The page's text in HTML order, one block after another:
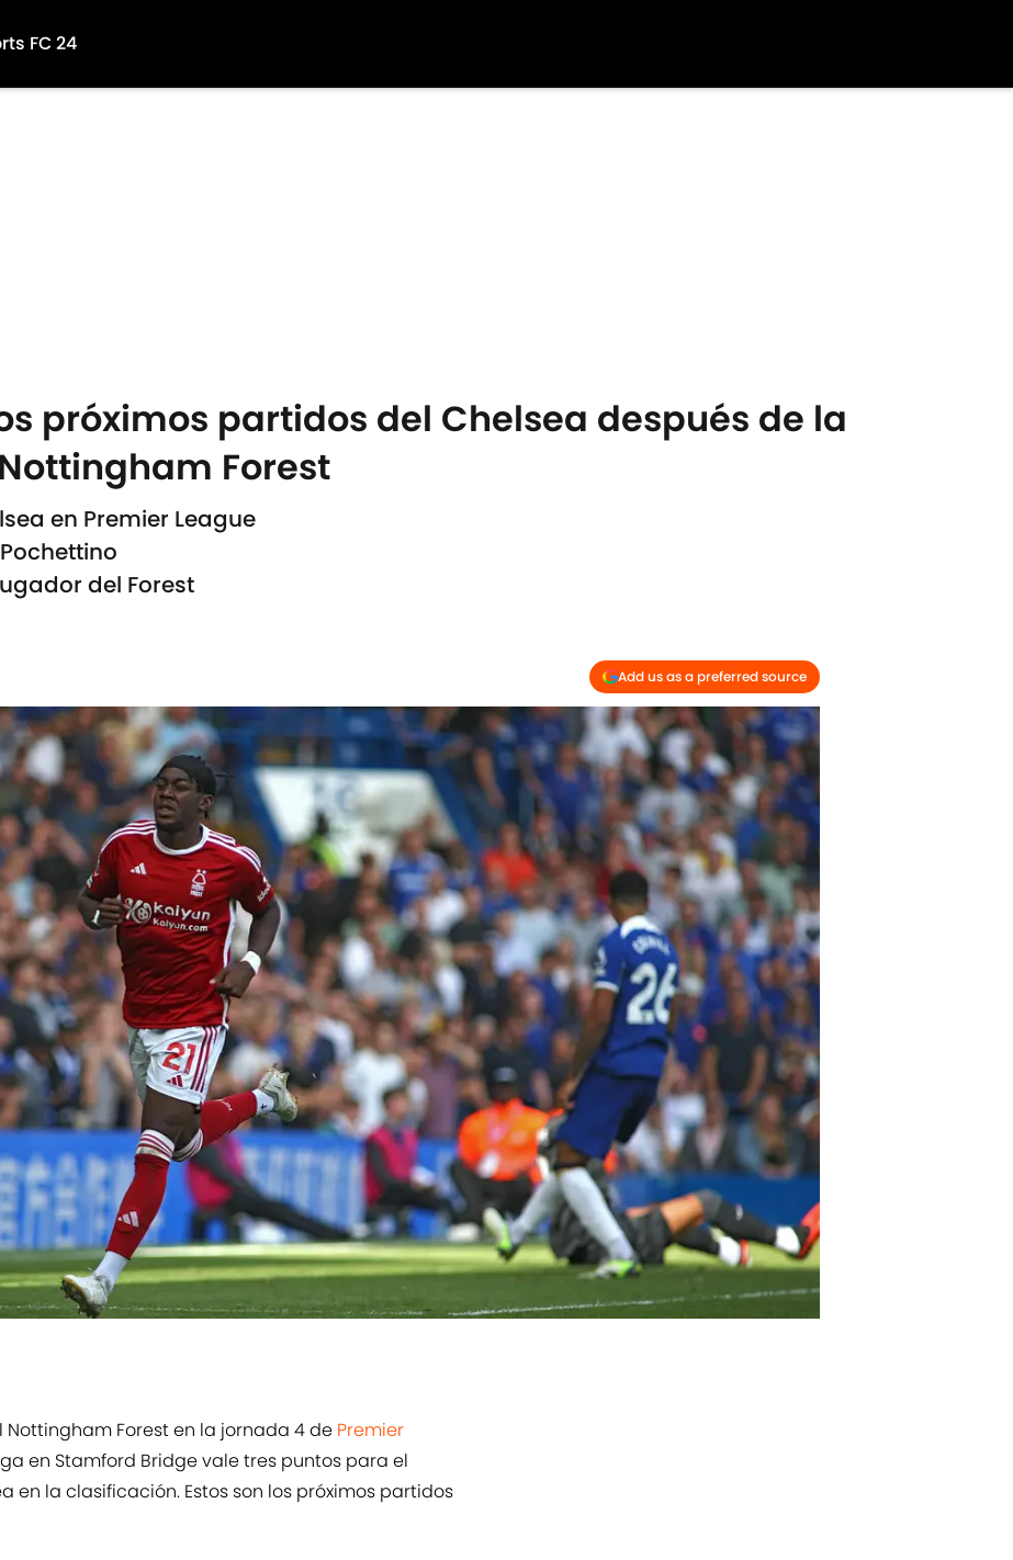
FC 24
próximos partidos del Chelsea después de la
Forest
en Premier League
del Forest
Add us as a preferred source
Forest en la jornada 4 de Premier
en Stamford Bridge vale tres puntos para el
en la clasificación. Estos son los próximos partidos